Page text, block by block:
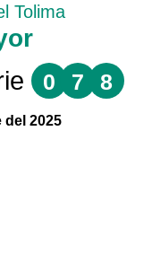
Tolima
0 7 8
del 2025